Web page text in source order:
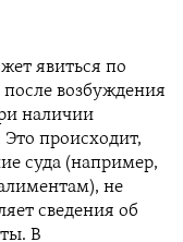
явиться по
возбуждения
наличии
происходит,
суда (например,
не
сведения об
В